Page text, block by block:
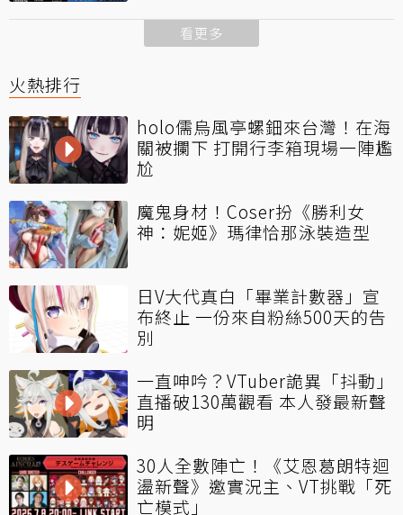
看更多
火熱排行
holo儒烏風亭螺鈿來台灣！在海
關被攔下 打開行李箱現場一陣尷
尬
魔鬼身材！Coser扮《勝利女
神：妮姬》瑪律恰那泳裝造型
日V大代真白「畢業計數器」宣
布終止 一份來自粉絲500天的告
別
一直呻吟？VTuber詭異「抖動」
直播破130萬觀看 本人發最新聲
明
30人全數陣亡！《艾恩葛朗特迴
盪新聲》邀實況主、VT挑戰「死
亡模式」